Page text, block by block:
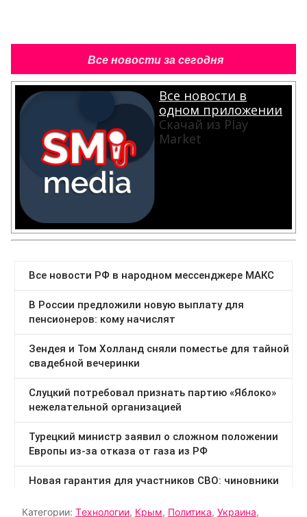
Все новости за сегодня
Все новости в
одном приложении
Скачай из Play
Market
Категории: Tехнологии, Крым, Политика, Украина,